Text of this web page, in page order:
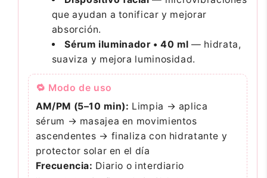
que ayudan a tonificar y mejorar
absorción.
Sérum iluminador • 40 ml — hidrata,
suaviza y mejora luminosidad.
🔁 Modo de uso
AM/PM (5–10 min): Limpia → aplica
sérum → masajea en movimientos
ascendentes → finaliza con hidratante y
protector solar en el día
Frecuencia: Diario o interdiario